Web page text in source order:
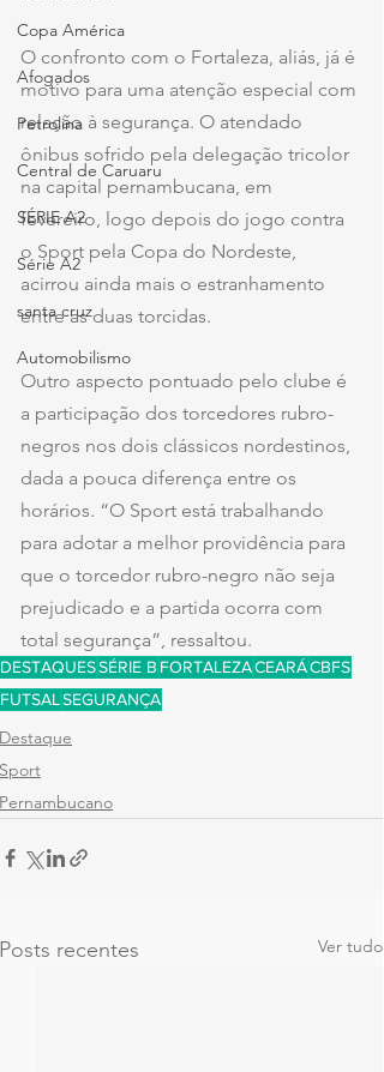
Copa América
Afogados
Petrolina
Central de Caruaru
SÉRIE A2
Série A2
santa cruz
Automobilismo
O confronto com o Fortaleza, aliás, já é
motivo para uma atenção especial com
relação à segurança. O atendado
ônibus sofrido pela delegação tricolor
na capital pernambucana, em
fevereiro, logo depois do jogo contra
o Sport pela Copa do Nordeste,
acirrou ainda mais o estranhamento
entre as duas torcidas.
Outro aspecto pontuado pelo clube é
a participação dos torcedores rubro-
negros nos dois clássicos nordestinos,
dada a pouca diferença entre os
horários. “O Sport está trabalhando
para adotar a melhor providência para
que o torcedor rubro-negro não seja
prejudicado e a partida ocorra com
total segurança”, ressaltou.
DESTAQUESSÉRIE B FORTALEZACEARÁCBFS
FUTSAL SEGURANÇA
Destaque
Sport
Pernambucano
Posts recentes Ver tudo